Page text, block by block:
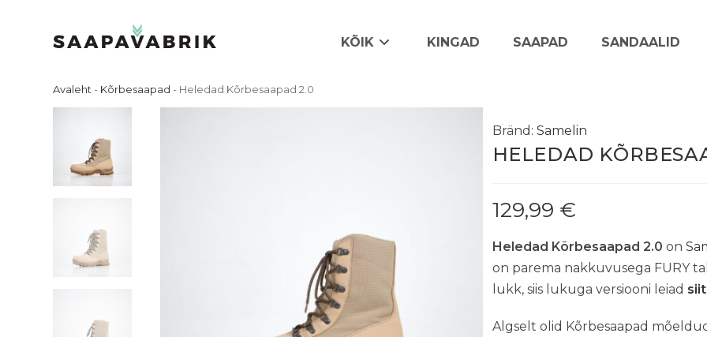
KÕIK KINGAD SAAPAD SANDAALID
Avaleht - Kõrbesaapad - Heledad Kõrbesaapad 2.0
Bränd: Samelin
HELEDAD
129,99 €
Heledad Kõrbesaapad 2.0 on
on parema nakkuvusega FURY
lukk, siis lukuga versiooni leiad siit.
Algselt olid Kõrbesaapad